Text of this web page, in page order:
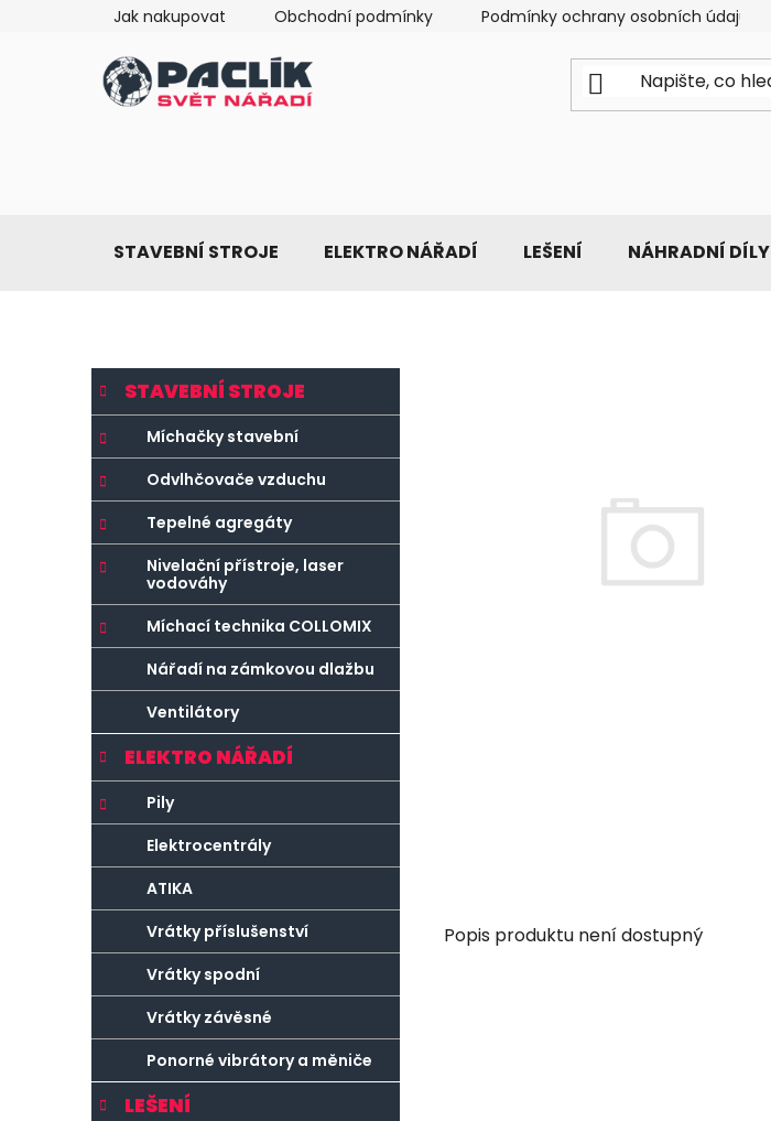
Jak nakupovat Obchodní podmínky Podmínky ochrany osobních údajů
STAVEBNÍ STROJE ELEKTRO NÁŘADÍ LEŠENÍ NÁHRADNÍ DÍLY
P
o
s
t
r
a
n
n
í
p
n
e
Přeskočit
kategorie
K
a
e
g
o
i
e
STAVEBNÍ STROJE
Míchačky stavební
Odvlhčovače vzduchu
Tepelné agregáty
Nivelační přístroje, laser
vodováhy
Míchací technika COLLOMIX
Nářadí na zámkovou dlažbu
Ventilátory
ELEKTRO NÁŘADÍ
Pily
Elektrocentrály
ATIKA
Vrátky příslušenství
Vrátky spodní
Vrátky závěsné
Ponorné vibrátory a měniče
LEŠENÍ
Popis produktu není dostupný